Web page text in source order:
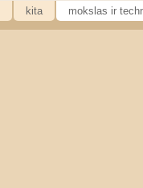
kita mokslas ir